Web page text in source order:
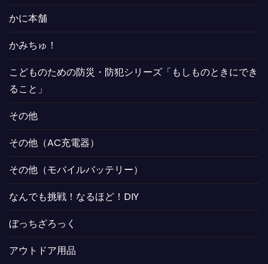
かに本舗
かみちゅ！
こどものための防災・防犯シリーズ「もしものときにでき
ること」
その他
その他（AC充電器）
その他（モバイルバッテリー）
なんでも挑戦！なるほど！DIY
ぼっちざろっく
アウトドア用品